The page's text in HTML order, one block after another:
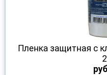
Пленка защитная с